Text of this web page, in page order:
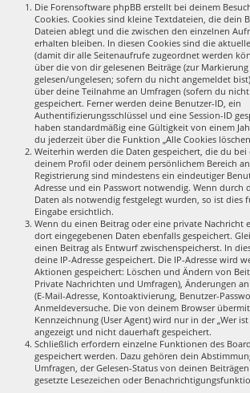
Die Forensoftware phpBB erstellt bei deinem
Cookies. Cookies sind kleine Textdateien, die dein
Dateien ablegt und die zwischen den einzelnen
erhalten bleiben. In diesen Cookies sind die
(damit dir alle Seitenaufrufe zugeordnet werden
über die von dir gelesenen Beiträge (zur Markierung
gelesen/ungelesen; sofern du nicht angemeldet
über deine Teilnahme an Umfragen (sofern du
gespeichert. Ferner werden deine Benutzer-ID, ein
Authentifizierungsschlüssel und eine Session-ID
haben standardmäßig eine Gültigkeit von einem
du jederzeit über die Funktion „Alle Cookies
Weiterhin werden die Daten gespeichert, die du bei
deinem Profil oder deinem persönlichem Bereich
Registrierung sind mindestens ein eindeutiger
Adresse und ein Passwort notwendig. Wenn durch
Daten als notwendig festgelegt wurden, so ist dies
Eingabe ersichtlich.
Wenn du einen Beitrag oder eine private Nachricht
dort eingegebenen Daten ebenfalls gespeichert.
einen Beitrag als Entwurf zwischenspeicherst. In
deine IP-Adresse gespeichert. Die IP-Adresse wird
Aktionen gespeichert: Löschen und Ändern von
Private Nachrichten und Umfragen), Änderungen
(E-Mail-Adresse, Kontoaktivierung, Benutzer-
Anmeldeversuche. Die von deinem Browser
Kennzeichnung (User Agent) wird nur in der „Wer
angezeigt und nicht dauerhaft gespeichert.
Schließlich erfordern einzelne Funktionen des
gespeichert werden. Dazu gehören dein
Umfragen, der Gelesen-Status von deinen
gesetzte Lesezeichen oder